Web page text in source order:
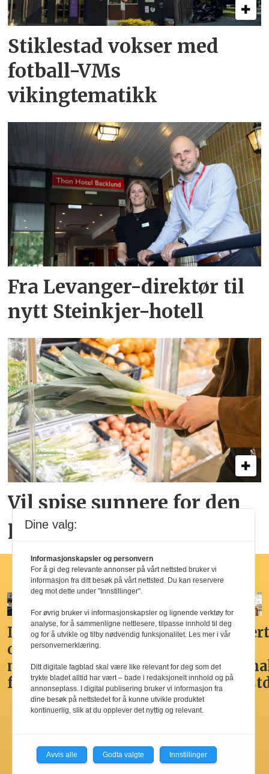
Stiklestad vokser med
fotball-VMs
vikingtematikk
Fra Levanger-direktør til
nytt Steinkjer-hotell
Vil spise sunnere for den
psykiske helsen
Hotellfrokost
Ikke
overdådig,
men
fristende
Her får
du
Norges
beste
hotellfrokost
Godt,
men
ikke
best i
by’n
Les flere
Dine valg:
Informasjonskapsler og personvern
For å gi deg relevante annonser på vårt nettsted bruker vi
informasjon fra ditt besøk på vårt nettsted. Du kan reservere
deg mot dette under "Innstillinger".
For øvrig bruker vi informasjonskapsler og lignende verktøy for
analyse, for å sammenligne nettlesere, tilpasse innhold til deg
og for å utvikle og tilby nødvendig funksjonalitet. Les mer i vår
personvernerklæring.
Ditt digitale fagblad skal være like relevant for deg som det
trykte bladet alltid har vært – bade i redaksjonelt innhold og på
annonseplass. I digital publisering bruker vi informasjon fra
dine besøk på nettstedet for å kunne utvikle produktet
kontinuerlig, slik at du opplever det nyttig og relevant.
Avvis alle Godta valgte Innstillinger